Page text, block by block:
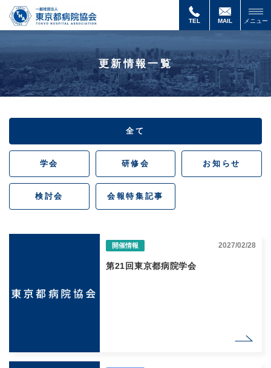
お
知
ら
TEL MAIL メニュー
更新情報一覧
全て
学会 研修会 お知らせ
検討会 会報特集記事
開催情報 2027/02/28
第21回東京都病院学会